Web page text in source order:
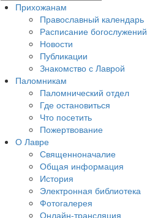
Прихожанам
Православный календарь
Расписание богослужений
Новости
Публикации
Знакомство с Лаврой
Паломникам
Паломнический отдел
Где остановиться
Что посетить
Пожертвование
О Лавре
Священноначалие
Общая информация
История
Электронная библиотека
Фотогалерея
Онлайн-трансляция